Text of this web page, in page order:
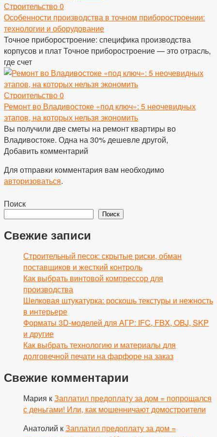
Строительство0
Особенности производства в точном приборостроении:
технологии и оборудование
Точное приборостроение: специфика производства
корпусов и плат Точное приборостроение — это отрасль,
где счет
Строительство0
Ремонт во Владивостоке «под ключ»: 5 неочевидных
этапов, на которых нельзя экономить
Вы получили две сметы на ремонт квартиры во
Владивостоке. Одна на 30% дешевле другой,
Добавить комментарий
Для отправки комментария вам необходимо
авторизоваться.
Поиск
Поиск
Свежие записи
Строительный песок: скрытые риски, обман
поставщиков и жесткий контроль
Как выбрать винтовой компрессор для
производства
Шелковая штукатурка: роскошь текстуры и нежность
в интерьере
Форматы 3D-моделей для АГР: IFC, FBX, OBJ, SKP
и другие
Как выбрать технологию и материалы для
долговечной печати на фарфоре на заказ
Свежие комментарии
Мария кЗаплатил предоплату за дом = попрощался
с деньгами! Или, как мошенничают домостроители
Анатолий кЗаплатил предоплату за дом =